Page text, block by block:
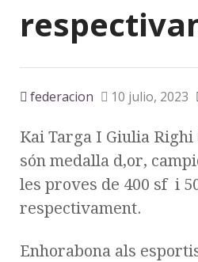
federacion 10 julio, 2023
Kai Targa I Giulia Righi
són medalla d,or,
les proves de 400 sf i
respectivament.
Enhorabona als